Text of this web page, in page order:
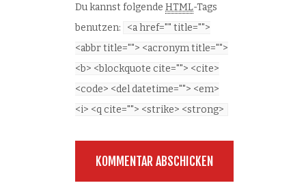
Du kannst folgende HTML-Tags
benutzen:
<a href="" title="">
<abbr title=""> <acronym title="">
<b> <blockquote cite=""> <cite>
<code> <del datetime=""> <em>
<i> <q cite=""> <strike> <strong>